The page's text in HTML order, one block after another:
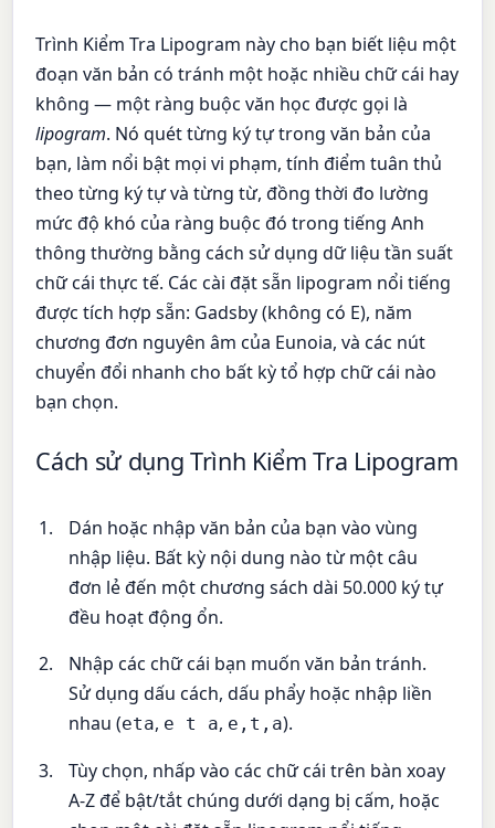
Trình Kiểm Tra Lipogram này cho bạn biết liệu một
đoạn văn bản có tránh một hoặc nhiều chữ cái hay
không — một ràng buộc văn học được gọi là
lipogram. Nó quét từng ký tự trong văn bản của
bạn, làm nổi bật mọi vi phạm, tính điểm tuân thủ
theo từng ký tự và từng từ, đồng thời đo lường
mức độ khó của ràng buộc đó trong tiếng Anh
thông thường bằng cách sử dụng dữ liệu tần suất
chữ cái thực tế. Các cài đặt sẵn lipogram nổi tiếng
được tích hợp sẵn: Gadsby (không có E), năm
chương đơn nguyên âm của Eunoia, và các nút
chuyển đổi nhanh cho bất kỳ tổ hợp chữ cái nào
bạn chọn.
Cách sử dụng Trình Kiểm Tra Lipogram
Dán hoặc nhập văn bản của bạn vào vùng
nhập liệu. Bất kỳ nội dung nào từ một câu
đơn lẻ đến một chương sách dài 50.000 ký tự
đều hoạt động ổn.
Nhập các chữ cái bạn muốn văn bản tránh.
Sử dụng dấu cách, dấu phẩy hoặc nhập liền
nhau (eta, e t a, e,t,a).
Tùy chọn, nhấp vào các chữ cái trên bàn xoay
A-Z để bật/tắt chúng dưới dạng bị cấm, hoặc